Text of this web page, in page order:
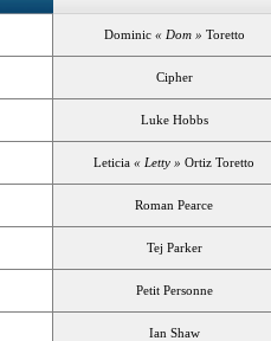
Dominic « Dom » Toretto
Cipher
Luke Hobbs
Leticia « Letty » Ortiz Toretto
Roman Pearce
Tej Parker
Petit Personne
Ian Shaw